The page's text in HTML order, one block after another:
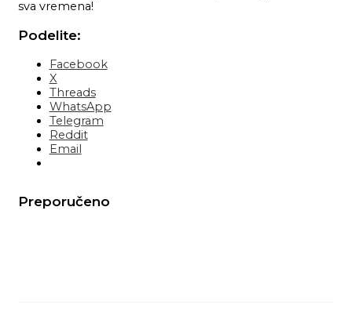
sva vremena!
Podelite:
Facebook
X
Threads
WhatsApp
Telegram
Reddit
Email
Preporučeno